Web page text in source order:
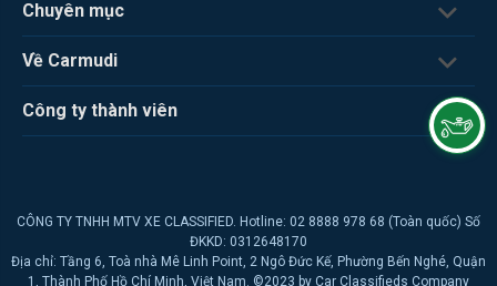
Chuyên mục
Về Carmudi
Công ty thành viên
CÔNG TY TNHH MTV XE CLASSIFIED. Hotline: 02 8888 978 68 (Toàn quốc) Số
ĐKKD: 0312648170
Địa chỉ: Tầng 6, Toà nhà Mê Linh Point, 2 Ngô Đức Kế, Phường Bến Nghé, Quận
1, Thành Phố Hồ Chí Minh, Việt Nam. ©2023 by Car Classifieds Company